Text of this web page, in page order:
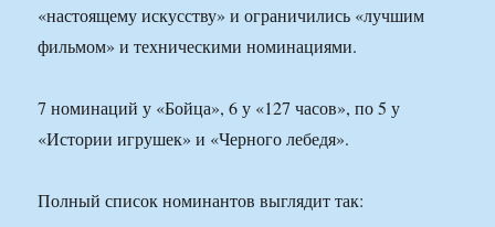
«настоящему искусству» и ограничились «лучшим
фильмом» и техническими номинациями.
7 номинаций у «Бойца», 6 у «127 часов», по 5 у
«Истории игрушек» и «Черного лебедя».
Полный список номинантов выглядит так: